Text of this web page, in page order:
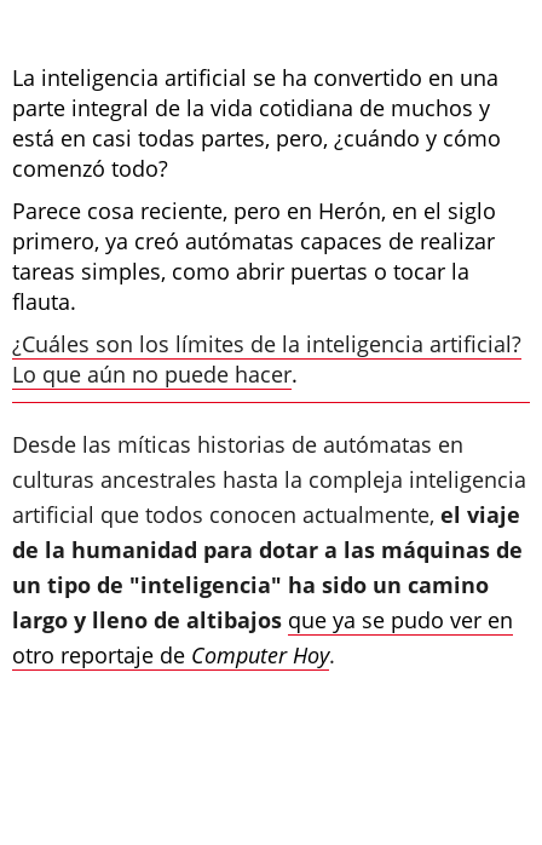
La inteligencia artificial se ha convertido en una
parte integral de la vida cotidiana de muchos y
está en casi todas partes, pero, ¿cuándo y cómo
comenzó todo?
Parece cosa reciente, pero en Herón, en el siglo
primero, ya creó autómatas capaces de realizar
tareas simples, como abrir puertas o tocar la
flauta.
¿Cuáles son los límites de la inteligencia artificial?
Lo que aún no puede hacer.
Desde las míticas historias de autómatas en
culturas ancestrales hasta la compleja inteligencia
artificial que todos conocen actualmente, el viaje
de la humanidad para dotar a las máquinas de
un tipo de "inteligencia" ha sido un camino
largo y lleno de altibajos que ya se pudo ver en
otro reportaje de Computer Hoy.